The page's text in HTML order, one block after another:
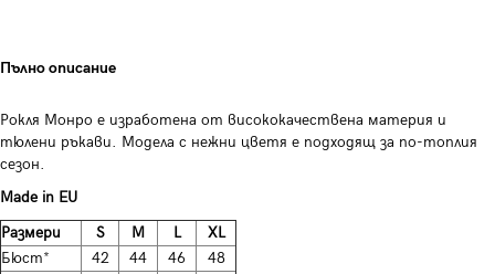
Пълно описание
Рокля Монро е изработена от висококачествена материя и
тюлени ръкави. Модела с нежни цветя е подходящ за по-топлия
сезон.
Made in EU
Размери
S M L
XL
Бюст*
42 44 46
48